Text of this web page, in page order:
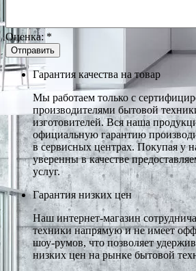
Оценка:*
Гарантия качества на товар
Мы работаем только с
производителями бытовой
изготовителей. Вся наша
официальную гарантию
в сервисных центрах. Покупая у
уверенны в качестве
услуг.
Гарантия низких цен
Наш интернет-магазин
техники напрямую и не имеет
шоу-румов, что позволяет
низких цен на рынке бытовой